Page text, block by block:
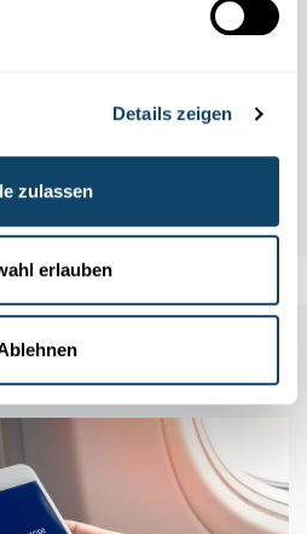
Details zeigen
zulassen
erlauben